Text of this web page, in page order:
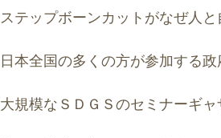
ステップボーンカットがなぜ人
日本全国の多くの方が参加する
大規模なＳＤＧＳのセミナーギャ